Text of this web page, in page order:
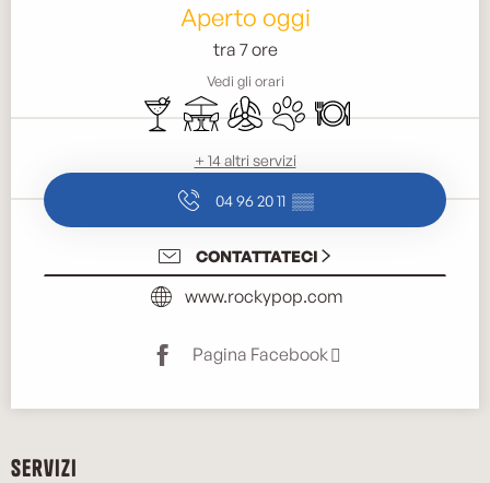
Aperto oggi
tra 7 ore
Vedi gli orari
Bar / Bar di ristoro
TerrazzaAria condizionata
Animali ammessi
Ristorante
+ 14 altri servizi
04 96 20 11 ▒▒
CONTATTATECI
www.rockypop.com
Pagina Facebook
Servizi